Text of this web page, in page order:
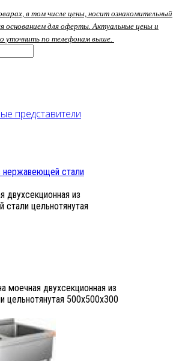
в том числе цены, носит ознакомительный
основанием для оферты. Актуальные цены и
уточнить по телефонам выше.
представители
нержавеющей стали
двухсекционная из
цельнотянутая
моечная двухсекционная из
500х500х300